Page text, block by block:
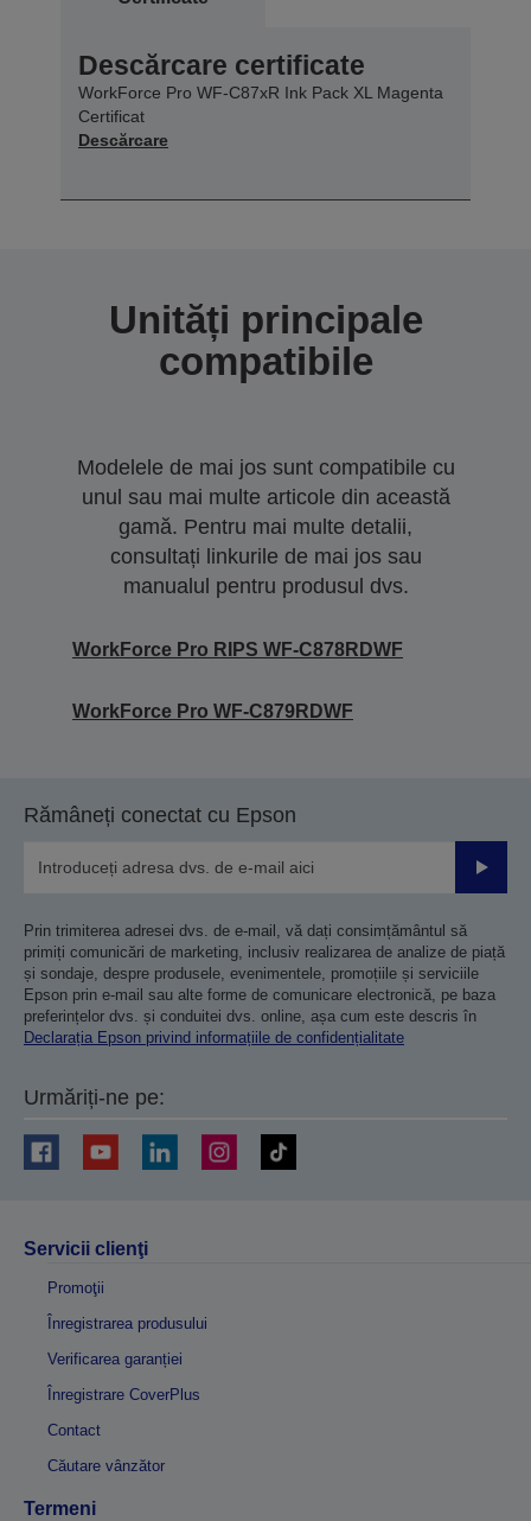
Descărcare certificate
WorkForce Pro WF-C87xR Ink Pack XL Magenta
Certificat
Descărcare
Unități principale
compatibile
Modelele de mai jos sunt compatibile cu
unul sau mai multe articole din această
gamă. Pentru mai multe detalii,
consultați linkurile de mai jos sau
manualul pentru produsul dvs.
WorkForce Pro RIPS WF-C878RDWF
WorkForce Pro WF-C879RDWF
Rămâneți conectat cu Epson
Prin trimiterea adresei dvs. de e-mail, vă dați consimțământul să
primiți comunicări de marketing, inclusiv realizarea de analize de piață
și sondaje, despre produsele, evenimentele, promoțiile și serviciile
Epson prin e-mail sau alte forme de comunicare electronică, pe baza
preferințelor dvs. și conduitei dvs. online, așa cum este descris în
Declarația Epson privind informațiile de confidențialitate
Urmăriți-ne pe:
Servicii clienţi
Promoţii
Înregistrarea produsului
Verificarea garanției
Înregistrare CoverPlus
Contact
Căutare vânzător
Termeni